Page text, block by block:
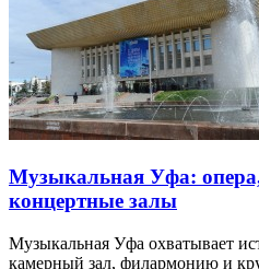
Музыкальная Уфа:
концертные залы
Музыкальная Уфа охватывает
камерный зал, филармонию и